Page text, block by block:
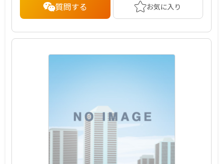
質問する お気に入り